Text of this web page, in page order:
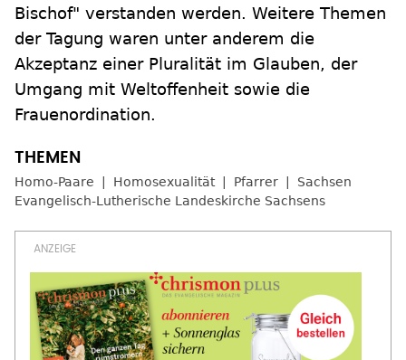
Bischof" verstanden werden. Weitere Themen
der Tagung waren unter anderem die
Akzeptanz einer Pluralität im Glauben, der
Umgang mit Weltoffenheit sowie die
Frauenordination.
Homo-Paare Homosexualität Pfarrer
Sachsen
Evangelisch-Lutherische Landeskirche Sachsens